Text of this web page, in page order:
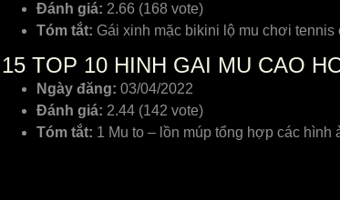
Đánh giá: 2.66 (168 vote)
Tóm tắt: Gái xinh mặc bikini lộ mu chơi tennis
15 TOP 10 HINH GAI MU CAO
Ngày đăng: 03/04/2022
Đánh giá: 2.44 (142 vote)
Tóm tắt: 1 Mu to – lồn múp tổng hợp các hình